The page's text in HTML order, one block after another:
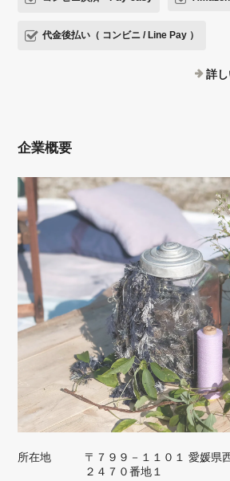
代金後払い（ コンビニ / Line Pay ）
詳
企業概要
所在地
〒７９９－１１０１ 愛媛県
２４７０番地１